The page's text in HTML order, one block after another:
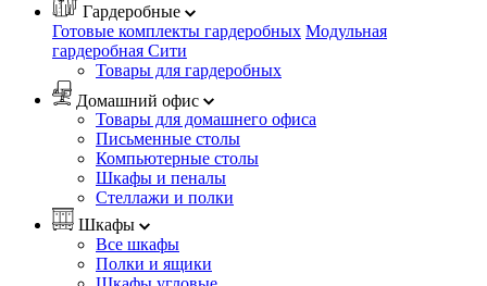
Гардеробные
Готовые комплекты гардеробных Модульная
гардеробная Сити
Товары для гардеробных
Домашний офис
Товары для домашнего офиса
Письменные столы
Компьютерные столы
Шкафы и пеналы
Стеллажи и полки
Шкафы
Все шкафы
Полки и ящики